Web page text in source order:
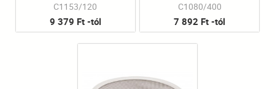
C1153/120
9 379 Ft -tól
C1080/400
7 892 Ft -tól